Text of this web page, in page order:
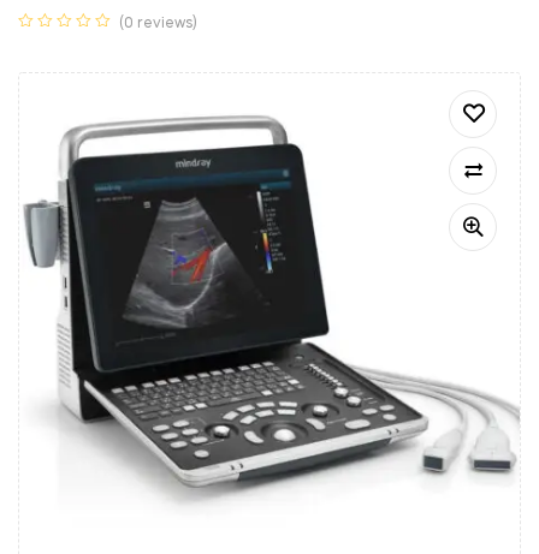
(0 reviews)